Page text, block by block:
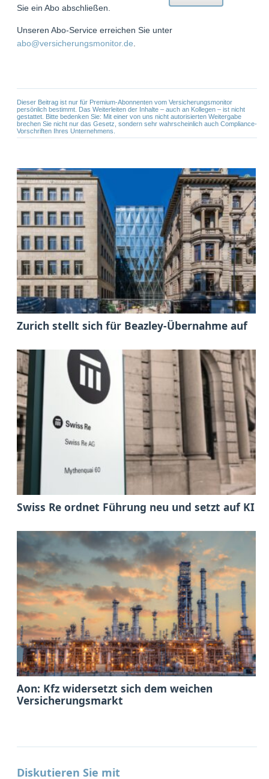
Sie ein Abo abschließen.
Unseren Abo-Service erreichen Sie unter
abo@versicherungsmonitor.de
Dieser Beitrag ist nur für Premium-Abonnenten vom Versicherungsmonitor
persönlich bestimmt. Das Weiterleiten der Inhalte – auch an Kollegen – ist nicht
gestattet. Bitte bedenken Sie: Mit einer von uns nicht autorisierten Weitergabe
brechen Sie nicht nur das Gesetz, sondern sehr wahrscheinlich auch Compliance-
Vorschriften Ihres Unternehmens.
Zurich stellt sich für Beazley-Übernahme auf
Swiss Re ordnet Führung neu und setzt auf KI
Aon: Kfz widersetzt sich dem weichen
Versicherungsmarkt
Diskutieren Sie mit